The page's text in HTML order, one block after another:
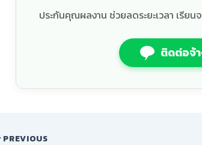
ประกันคุณผลงาน ช่วยลดระยะเวลา เรีย
ติดต่อจ้
PREVIOUS